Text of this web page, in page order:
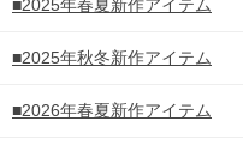
■2025年春夏新作アイテム
■2025年秋冬新作アイテム
■2026年春夏新作アイテム